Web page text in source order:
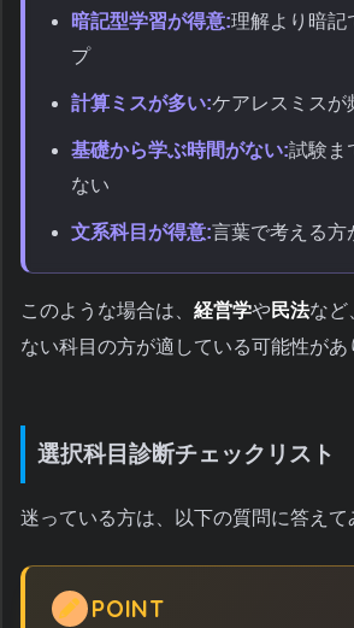
暗記型学習が得意:理解より暗記
プ
計算ミスが多い:ケアレスミスが
基礎から学ぶ時間がない:試験ま
ない
文系科目が得意:言葉で考える方
このような場合は、 経営学や民法など
ない科目の方が適している可能性があ
選択科目診断チェックリスト
迷っている方は、以下の質問に答えて
POINT